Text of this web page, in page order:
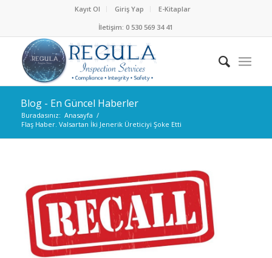
Kayıt Ol Giriş Yap
E-Kitaplar
İletişim: 0 530 569 34 41
Blog - En Güncel Haberler
Buradasınız: Anasayfa /
Flaş Haber. Valsartan İki Jenerik Üreticiyi Şoke Etti